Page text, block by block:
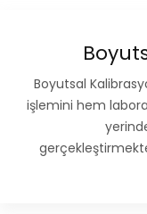
Boyutsal
işlemini hem